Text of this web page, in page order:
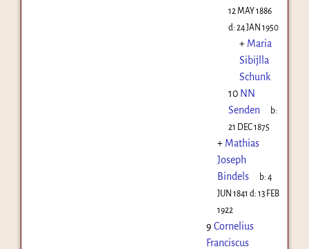
12 MAY 1886
d: 24 JAN 1950
+ Maria
Sibijlla
Schunk
10 NN
Senden
b:
21 DEC 1875
+ Mathias
Joseph
Bindels
b:4
JUN 1841 d: 13 FEB
1922
9 Cornelius
Franciscus